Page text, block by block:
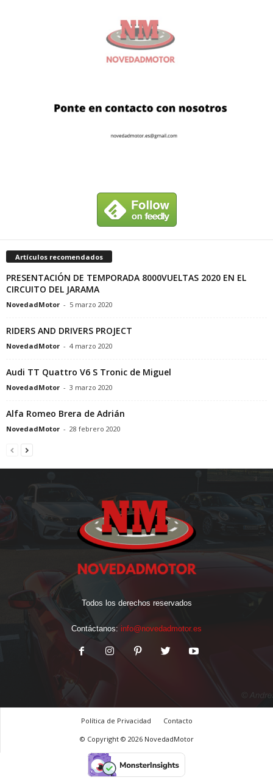
Artículos recomendados
PRESENTACIÓN DE TEMPORADA 8000VUELTAS 2020 EN EL
CIRCUITO DEL JARAMA
NovedadMotor - 5 marzo 2020
RIDERS AND DRIVERS PROJECT
NovedadMotor - 4 marzo 2020
Audi TT Quattro V6 S Tronic de Miguel
NovedadMotor - 3 marzo 2020
Alfa Romeo Brera de Adrián
NovedadMotor - 28 febrero 2020
Todos los derechos reservados
Contáctanos: info@novedadmotor.es
Política de Privacidad
Contacto
© Copyright © 2026 NovedadMotor